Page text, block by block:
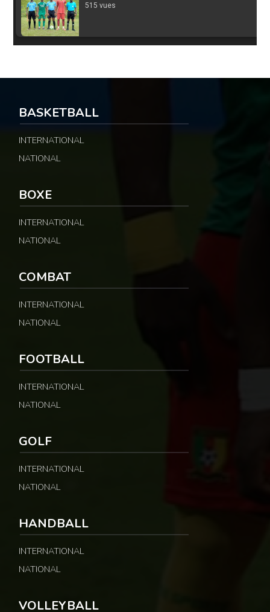
515 vues
Championnat d’Afrique de bras de fer Abuja
BASKETBALL
INTERNATIONAL
NATIONAL
BOXE
INTERNATIONAL
NATIONAL
COMBAT
INTERNATIONAL
NATIONAL
FOOTBALL
INTERNATIONAL
NATIONAL
GOLF
INTERNATIONAL
NATIONAL
HANDBALL
INTERNATIONAL
NATIONAL
VOLLEYBALL